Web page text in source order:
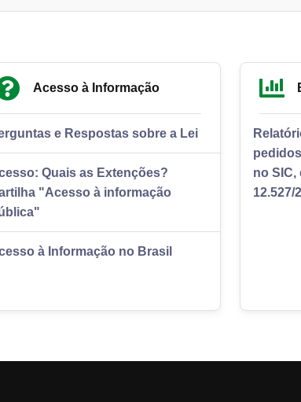
Acesso à Informação
e Respostas sobre a Lei
Quais as Extenções?
"Acesso à informação
à Informação no Brasil
no SIC,
12.527/